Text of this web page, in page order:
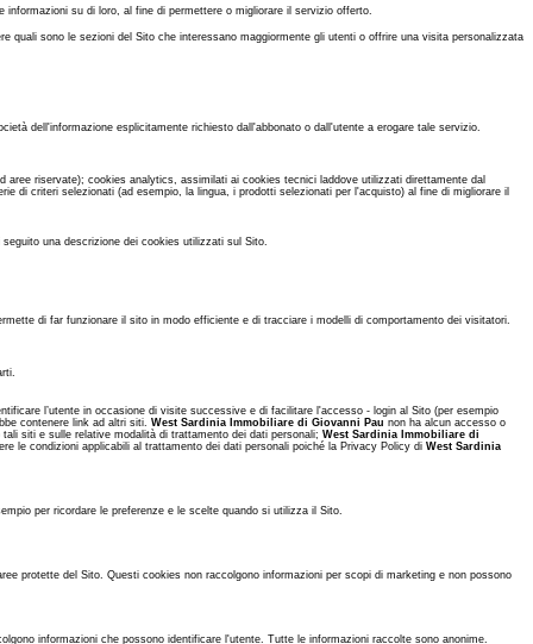
su di loro, al fine di permettere o migliorare il servizio offerto.
sono le sezioni del Sito che interessano maggiormente gli utenti o offrire una visita personalizzata
dell'informazione esplicitamente richiesto dall'abbonato o dall'utente a erogare tale servizio.
riservate); cookies analytics, assimilati ai cookies tecnici laddove utilizzati direttamente dal
di criteri selezionati (ad esempio, la lingua, i prodotti selezionati per l'acquisto) al fine di migliorare il
una descrizione dei cookies utilizzati sul Sito.
di far funzionare il sito in modo efficiente e di tracciare i modelli di comportamento dei visitatori.
l’utente in occasione di visite successive e di facilitare l'accesso - login al Sito (per esempio
contenere link ad altri siti. West Sardinia Immobiliare di Giovanni Pau non ha alcun accesso o
siti e sulle relative modalità di trattamento dei dati personali; West Sardinia Immobiliare di
le condizioni applicabili al trattamento dei dati personali poiché la Privacy Policy di West Sardinia
per ricordare le preferenze e le scelte quando si utilizza il Sito.
protette del Sito. Questi cookies non raccolgono informazioni per scopi di marketing e non possono
informazioni che possono identificare l'utente. Tutte le informazioni raccolte sono anonime.